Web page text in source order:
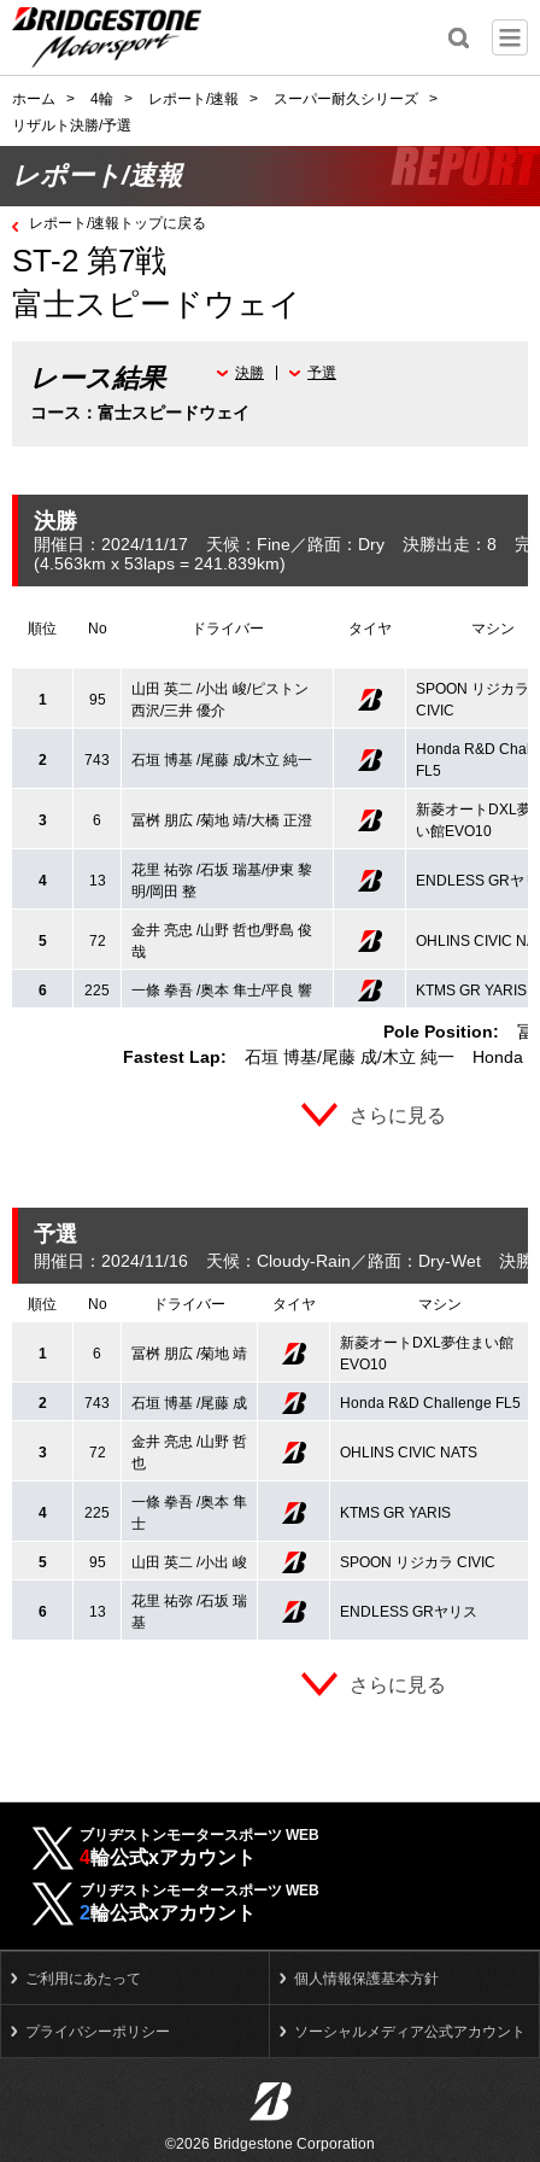
ホーム > 4輪 > レポート/速報 > スーパー耐久シリーズ
>
リザルト決勝/予選
レポート/速報
レポート/速報トップに戻る
ST-2 第7戦
富士スピードウェイ
レース結果
コース：富士スピードウェイ
決勝 予選
決勝
開催日：2024/11/17 天候：Fine 路面：Dry 決勝出走：8
完
(4.563km x 53laps = 241.839km)
順位 No ドライバー タイヤ マシン
Pole Position:
冨
Fastest Lap:
石垣 博基 尾藤 成 木立 純一 Honda
1 95
山田 英二 /小出 峻/ピストン
西沢/三井 優介
SPOON リジカラ
CIVIC
2 743 石垣 博基 /尾藤 成/木立 純一
Honda R&D
FL5
3 6 冨桝 朋広 /菊地 靖/大橋 正澄
新菱オートDXL夢
い館EVO10
4 13
花里 祐弥 /石坂 瑞基/伊東 黎
明/岡田 整
ENDLESS GRヤ
5 72
金井 亮忠 /山野 哲也/野島 俊
哉
OHLINS CIVIC
6 225 一條 拳吾 /奥本 隼士/平良 響 KTMS GR YARIS
さらに見る
予選
開催日：2024/11/16 天候：Cloudy-Rain 路面：Dry-Wet 決勝
順位 No ドライバー タイヤ マシン
1 6 冨桝 朋広 /菊地 靖
新菱オートDXL夢住まい館
EVO10
2 743 石垣 博基 /尾藤 成 Honda R&D Challenge FL5
3 72
金井 亮忠 /山野 哲
也
OHLINS CIVIC NATS
4 225
一條 拳吾 /奥本 隼
士
KTMS GR YARIS
5 95 山田 英二 /小出 峻 SPOON リジカラ CIVIC
6 13
花里 祐弥 /石坂 瑞
基
ENDLESS GRヤリス
さらに見る
ブリヂストンモータースポーツ WEB
4輪公式xアカウント
ブリヂストンモータースポーツ WEB
2輪公式xアカウント
ご利用にあたって 個人情報保護基本方針
プライバシーポリシー ソーシャルメディア公式アカウント
©2026 Bridgestone Corporation